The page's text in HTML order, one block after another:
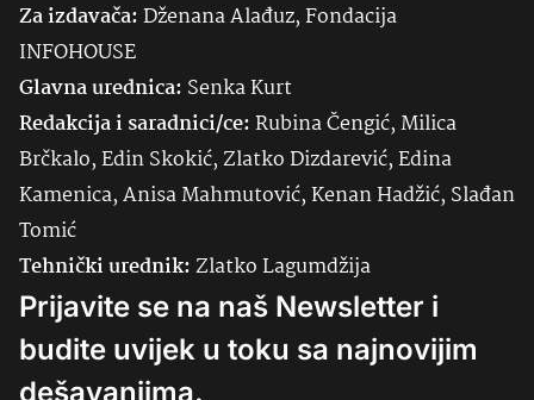
Za izdavača:Dženana Alađuz, Fondacija
INFOHOUSE
Glavna urednica: SenkaKurt
Redakcija i saradnici/ce:Rubina Čengić, Milica
Brčkalo, Edin Skokić, Zlatko Dizdarević, Edina
Kamenica, Anisa Mahmutović, Kenan Hadžić, Slađan
Tomić
Tehnički urednik:Zlatko Lagumdžija
Prijavite se na naš Newsletter i
budite uvijek u toku sa najnovijim
dešavanjima.